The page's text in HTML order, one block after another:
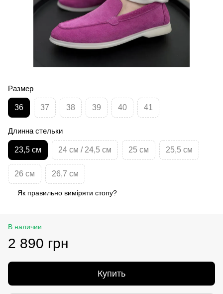
Размер
36 37 38 39 40 41
Длинна стельки
23,5 см 24 см / 24,5 см 25 см 25,5 см
26 см 26,7 см
Як правильно виміряти стопу?
В наличии
2 890 грн
Купить